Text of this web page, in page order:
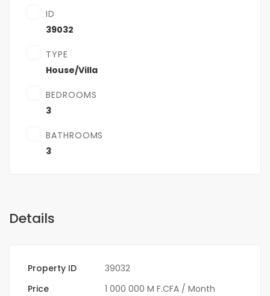
ID
39032
TYPE
House/Villa
BEDROOMS
3
BATHROOMS
3
Details
Property ID
39032
Price
1 000 000 M F.CFA / Month